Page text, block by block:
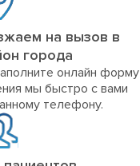
на вызов в
города
онлайн форму
мы быстро с вами
телефону.